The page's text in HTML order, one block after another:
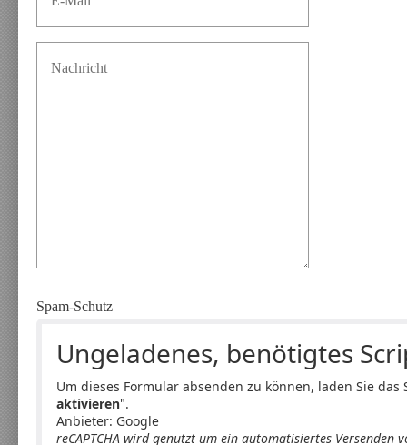
Spam-Schutz
Ungeladenes, benötigtes
Um dieses Formular absenden zu können, laden Sie
aktivieren".
Anbieter: Google
reCAPTCHA wird genutzt um ein automatisiertes Versenden